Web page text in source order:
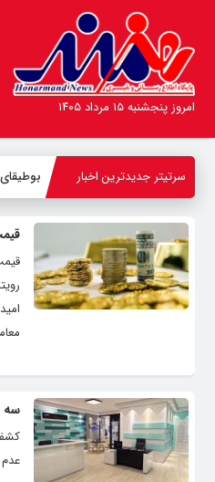
امروز پنجشنبه ۱۵ مرداد ۱۴۰۵
سرتیتر جدیدترین اخبار
سه
عدم